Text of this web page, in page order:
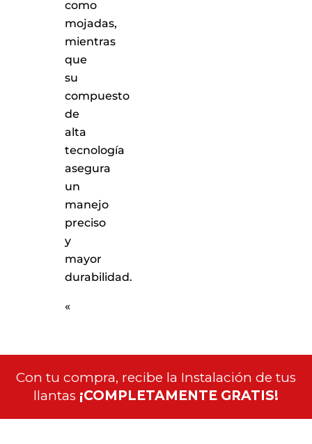
como
mojadas,
mientras
que
su
compuesto
de
alta
tecnología
asegura
un
manejo
preciso
y
mayor
durabilidad.
«
Con tu compra, recibe la Instalación de tus
llantas ¡COMPLETAMENTE GRATIS!